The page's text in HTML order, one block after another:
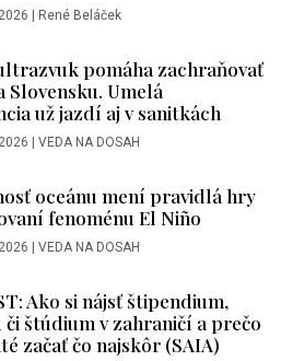
René Beláček
pomáha zachraňovať
Slovensku. Umelá
už jazdí aj v sanitkách
VEDA NA DOSAH
oceánu mení pravidlá hry
fenoménu El Niño
VEDA NA DOSAH
Ako si nájsť štipendium,
štúdium v zahraničí a prečo
začať čo najskôr (SAIA)